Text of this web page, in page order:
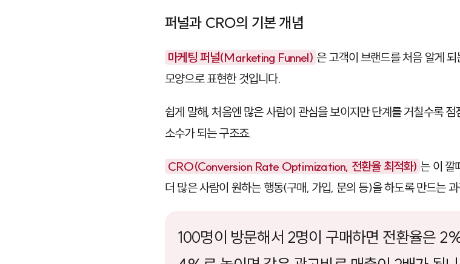
퍼널과 CRO의 기본 개념
마케팅 퍼널(Marketing Funnel) 은 고객이 브랜드를 처음 알게
모양으로 표현한 것입니다.
쉽게 말해, 처음엔 많은 사람이 관심을 보이지만 단계를 거칠수록
소수가 되는 구조죠.
CRO(Conversion Rate Optimization, 전환율 최적화) 는 이 깔
더 많은 사람이 원하는 행동(구매, 가입, 문의 등)을 하도록 만드는
100명이 방문해서 2명이 구매하면 전환율은